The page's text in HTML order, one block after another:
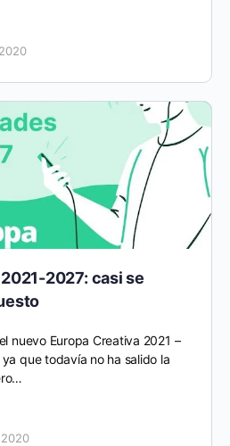
2027: casi se
nuevo Europa Creativa 2021 –
que todavía no ha salido la